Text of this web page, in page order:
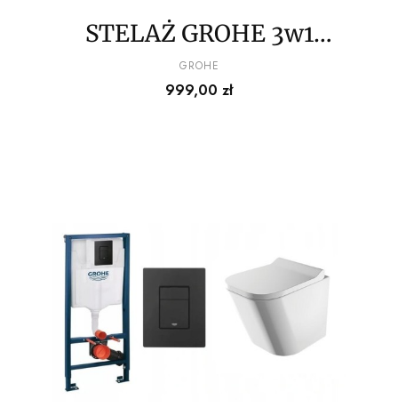
STELAŻ GROHE 3w1
CZARNY MAT PRZYCISK
PRODUCENT
GROHE
Cena
999,00 zł